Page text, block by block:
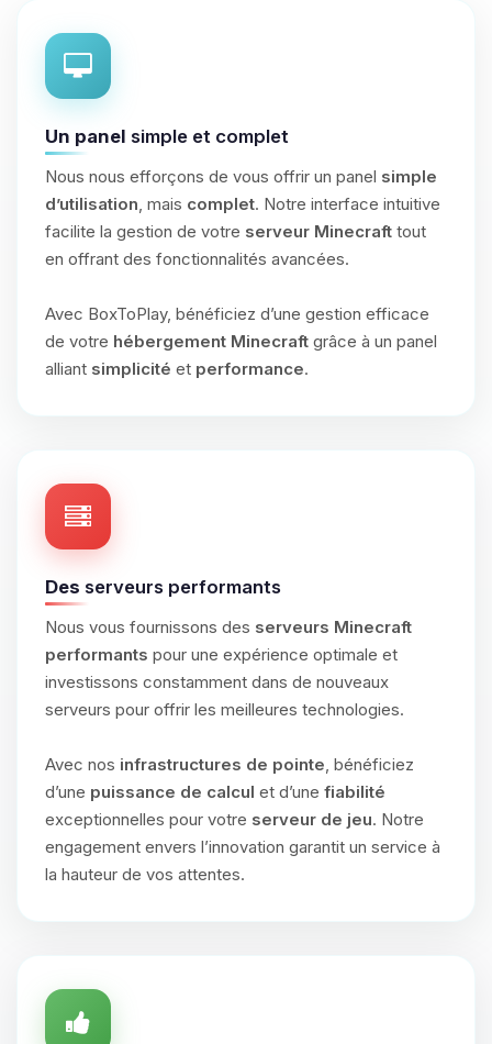
Un panel simple et complet
Nous nous efforçons de vous offrir un panel simple
d’utilisation, mais complet. Notre interface intuitive
facilite la gestion de votre serveur Minecraft tout
en offrant des fonctionnalités avancées.
Avec BoxToPlay, bénéficiez d’une gestion efficace
de votre hébergement Minecraft grâce à un panel
alliant simplicité et performance.
Des serveurs performants
Nous vous fournissons des serveurs Minecraft
performants pour une expérience optimale et
investissons constamment dans de nouveaux
serveurs pour offrir les meilleures technologies.
Avec nos infrastructures de pointe, bénéficiez
d’une puissance de calcul et d’une fiabilité
exceptionnelles pour votre serveur de jeu. Notre
engagement envers l’innovation garantit un service à
la hauteur de vos attentes.